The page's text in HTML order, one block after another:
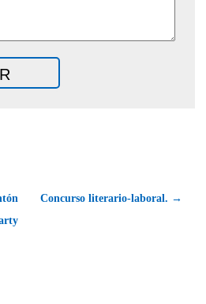
Concurso literario-laboral. →